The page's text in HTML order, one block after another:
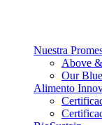
Nuestra
Above
Our
Alimento